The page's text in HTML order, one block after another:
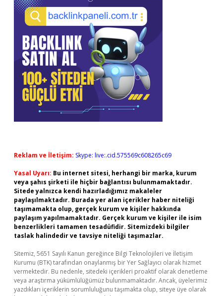
Reklam ve İletişim: Skype: live:.cid.575569c608265c69
Yasal Uyarı: Bu internet sitesi, herhangi bir marka, kurum
veya şahıs şirketi ile hiçbir bağlantısı bulunmamaktadır.
Sitede yalnızca kendi hazırladığımız makaleler
paylaşılmaktadır. Burada yer alan içerikler haber niteliği
taşımamakta olup, gerçek kurum ve kişiler hakkında
paylaşım yapılmamaktadır. Gerçek kurum ve kişiler ile isim
benzerlikleri tamamen tesadüfidir. Sitemizdeki bilgiler
taslak halindedir ve tavsiye niteliği taşımazlar.
Sitemiz, 5651 Sayılı Kanun gereğince Bilgi Teknolojileri ve İletişim
Kurumu (BTK) tarafından onaylanmış bir Yer Sağlayıcı olarak hizmet
vermektedir. Bu nedenle, sitedeki içerikleri proaktif olarak denetleme
veya araştırma yükümlülüğümüz bulunmamaktadır. Ancak, üyelerimiz
yazdıkları içeriklerin sorumluluğunu taşımakta olup, siteye üye olarak